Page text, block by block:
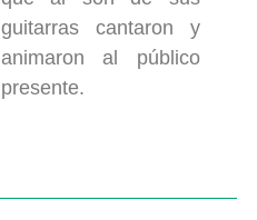
guitarras cantaron y
animaron al público
presente.